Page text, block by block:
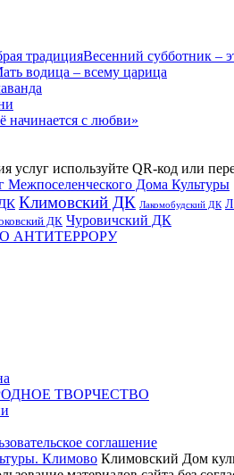
Весенний субботник –
водица – всему царица
начинается с любви»
услуг используйте QR-код или
Межпоселенческого Дома Культуры
Климовский ДК Лакомобудский ДК
ДК Чуровичский ДК
АНТИТЕРРОРУ
соглашение
Климово Климовский Дом